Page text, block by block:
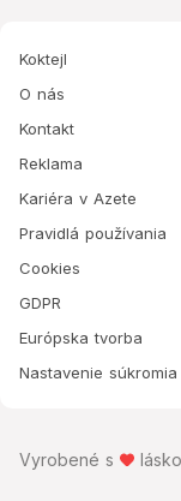
Koktejl
O nás
Kontakt
Reklama
Kariéra v Azete
Pravidlá používania
Cookies
GDPR
Európska tvorba
Nastavenie súkromia
Vyrobené s